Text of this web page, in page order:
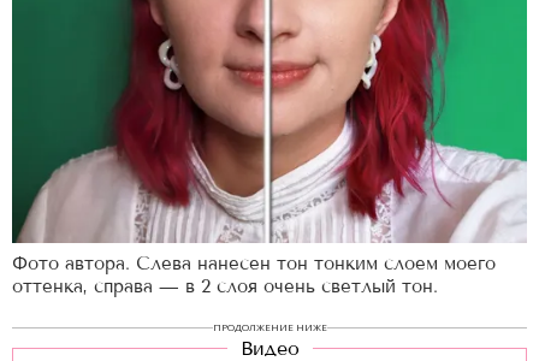
Фото автора. Слева нанесен тон тонким слоем моего
оттенка, справа — в 2 слоя очень светлый тон.
ПРОДОЛЖЕНИЕ НИЖЕ
Видео